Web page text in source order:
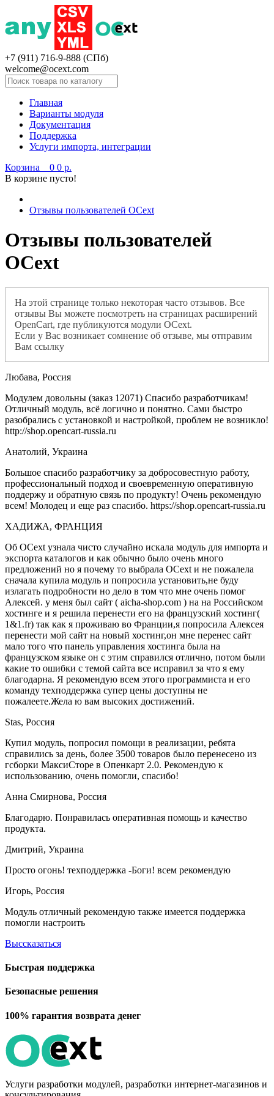
+7 (911) 716-9-888 (СПб)
welcome@ocext.com
Главная
Варианты модуля
Документация
Поддержка
Услуги импорта, интеграции
Корзина
0 0 р.
В корзине пусто!
Отзывы пользователей OCext
Отзывы пользователей
OCext
На этой странице только некоторая часто отзывов. Все
отзывы Вы можете посмотреть на страницах расширений
OpenCart, где публикуются модули OCext.
Если у Вас возникает сомнение об отзыве, мы отправим
Вам ссылку
Любава, Россия
Модулем довольны (заказ 12071) Спасибо разработчикам!
Отличный модуль, всё логично и понятно. Сами быстро
разобрались с установкой и настройкой, проблем не возникло!
http://shop.opencart-russia.ru
Анатолий, Украина
Большое спасибо разработчику за добросовестную работу,
профессиональный подход и своевременную оперативную
поддержу и обратную связь по продукту! Очень рекомендую
всем! Молодец и еще раз спасибо. https://shop.opencart-russia.ru
ХАДИЖА, ФРАНЦИЯ
Об OCext узнала чисто случайно искала модуль для импорта и
экспорта каталогов и как обычно былo очень много
предложений но я почему то выбрала OCext и не пожалела
сначала купила модуль и попросилa установить,не буду
излагать подробности но дело в том что мне очень помог
Алексей. у меня был сайт ( aicha-shop.com ) на на Российском
хостинге и я решила перенести его на французский хостинг(
1&1.fr) так как я проживаю во Франции,я попросила Алексея
перенести мой сайт на новый хостинг,он мне перенес сайт
мало того что панель управления хостинга была на
французском языке он с этим справился отлично, потом были
какие то ошибки с темой сайта все исправил за что я ему
благодарна. Я рекомендую всем этого программиста и его
команду техподдержка супер цены доступны не
пожалеете.Жела ю вам высоких достижений.
Stas, Россия
Купил модуль, попросил помощи в реализации, ребята
справились за день, более 3500 товаров было перенесено из
гсборки МаксиСторе в Опенкарт 2.0. Рекомендую к
использованию, очень помогли, спасибо!
Анна Смирнова, Россия
Благодарю. Понравилась оперативная помощь и качество
продукта.
Дмитрий, Украина
Просто огонь! техподдержка -Боги! всем рекомендую
Игорь, Россия
Модуль отличный рекомендую также имеется поддержка
помогли настроить
Выссказаться
Быстрая поддержка
Безопасные решения
100% гарантия возврата денег
Услуги разработки модулей, разработки интернет-магазинов и